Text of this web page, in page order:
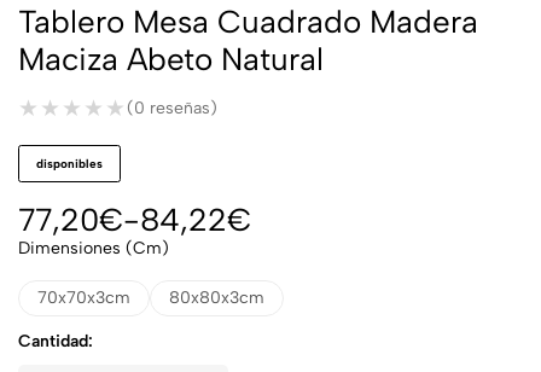
Tablero Mesa Cuadrado Madera
Maciza Abeto Natural
★★★★★
★★★★★ (0 reseñas)
disponibles
77,20€-84,22€
Dimensiones (cm)
70x70x3cm 80x80x3cm
Cantidad: